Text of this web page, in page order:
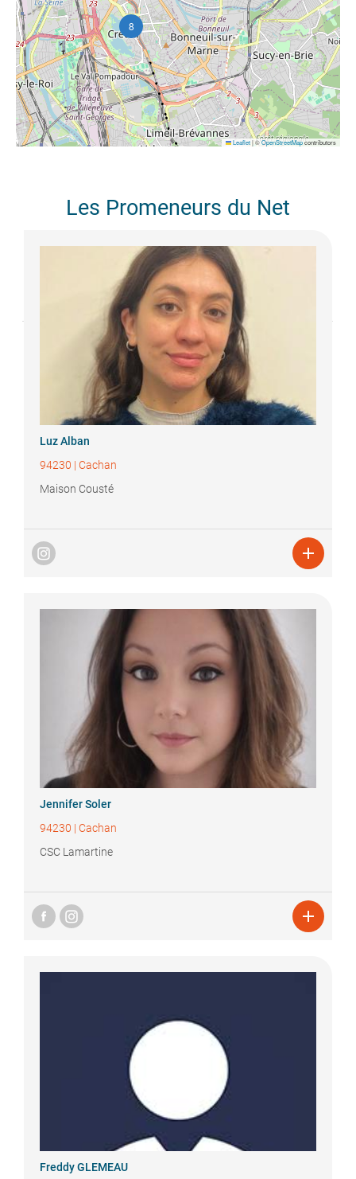
8
Leaflet|©OpenStreetMapcontributors
Les Promeneurs du Net
LuzAlban
94230 | Cachan
Maison Cousté

JenniferSoler
94230 | Cachan
CSC Lamartine

FreddyGLEMEAU